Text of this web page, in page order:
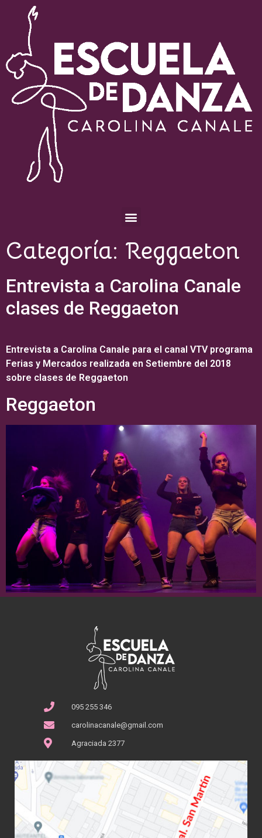
Categoría: Reggaeton
Entrevista a Carolina Canale
clases de Reggaeton
Entrevista a Carolina Canale para el canal VTV programa
Ferias y Mercados realizada en Setiembre del 2018
sobre clases de Reggaeton
Reggaeton
095 255 346
carolinacanale@gmail.com
Agraciada 2377